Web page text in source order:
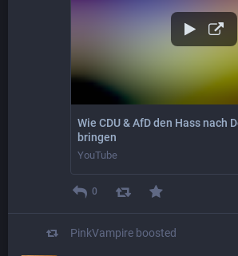
Wie CDU & AfD den Hass nach
bringen
YouTube
0
PinkVampire boosted